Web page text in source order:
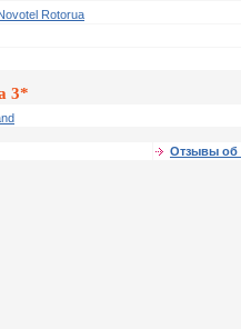
Rotorua
3*
Отзывы об